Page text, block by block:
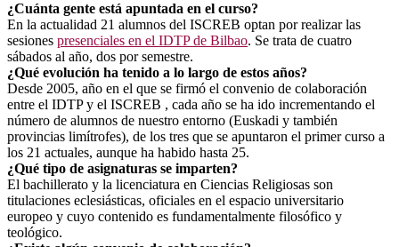
¿Cuánta gente está apuntada en el curso?
En la actualidad 21 alumnos del ISCREB optan por realizar las
sesiones presenciales en el IDTP de Bilbao. Se trata de cuatro
sábados al año, dos por semestre.
¿Qué evolución ha tenido a lo largo de estos años?
Desde 2005, año en el que se firmó el convenio de colaboración
entre el IDTP y el ISCREB , cada año se ha ido incrementando el
número de alumnos de nuestro entorno (Euskadi y también
provincias limítrofes), de los tres que se apuntaron el primer curso a
los 21 actuales, aunque ha habido hasta 25.
¿Qué tipo de asignaturas se imparten?
El bachillerato y la licenciatura en Ciencias Religiosas son
titulaciones eclesiásticas, oficiales en el espacio universitario
europeo y cuyo contenido es fundamentalmente filosófico y
teológico.